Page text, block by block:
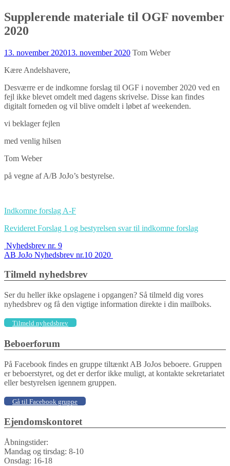
Supplerende materiale til OGF november
2020
13. november 202013. november 2020 Tom Weber
Kære Andelshavere,
Desværre er de indkomne forslag til OGF i november 2020 ved en
fejl ikke blevet omdelt med dagens skrivelse. Disse kan findes
digitalt forneden og vil blive omdelt i løbet af weekenden.
vi beklager fejlen
med venlig hilsen
Tom Weber
på vegne af A/B JoJo’s bestyrelse.
Indkomne forslag A-F
Revideret Forslag 1 og bestyrelsen svar til indkomne forslag
Indlægs
navigation
Nyhedsbrev nr. 9
AB JoJo Nyhedsbrev nr.10 2020
Tilmeld nyhedsbrev
Ser du heller ikke opslagene i opgangen? Så tilmeld dig vores
nyhedsbrev og få den vigtige information direkte i din mailboks.
Tilmeld nyhedsbrev
Beboerforum
På Facebook findes en gruppe tiltænkt AB JoJos beboere. Gruppen
er beboerstyret, og det er derfor ikke muligt, at kontakte sekretariatet
eller bestyrelsen igennem gruppen.
Gå til Facebook gruppe
Ejendomskontoret
Åbningstider:
Mandag og tirsdag: 8-10
Onsdag: 16-18